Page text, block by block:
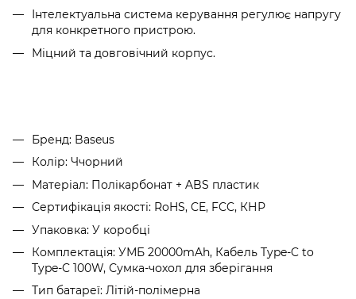
Інтелектуальна система керування регулює напругу
для конкретного пристрою.
Міцний та довговічний корпус.
Бренд: Baseus
Колір: Ччорний
Матеріал: Полікарбонат + ABS пластик
Сертифікація якості: RoHS, CE, FCC, КНР
Упаковка: У коробці
Комплектація: УМБ 20000mAh, Кабель Type-C to
Type-C 100W, Сумка-чохол для зберігання
Тип батареї: Літій-полімерна